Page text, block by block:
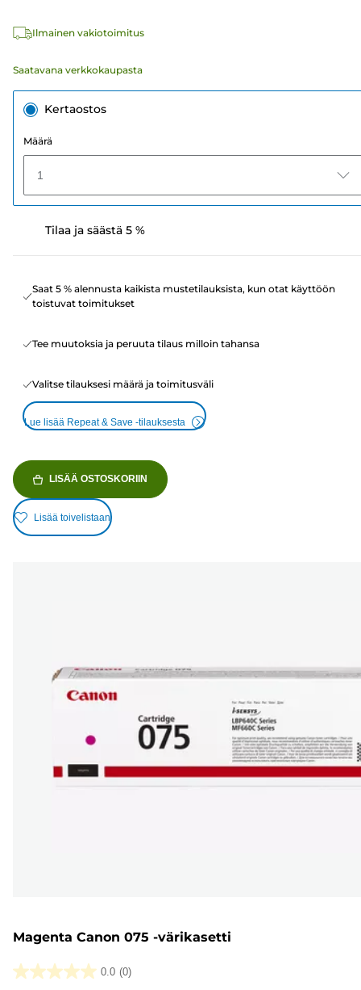
Ilmainen vakiotoimitus
Saatavana verkkokaupasta
Kertaostos
Määrä
1
Tilaa ja säästä 5 %
Saat 5 % alennusta kaikista mustetilauksista, kun otat käyttöön
toistuvat toimitukset
Tee muutoksia ja peruuta tilaus milloin tahansa
Valitse tilauksesi määrä ja toimitusväli
Lue lisää Repeat & Save -tilauksesta
LISÄÄ OSTOSKORIIN
Lisää toivelistaan
Magenta Canon 075 -värikasetti
0.0 (0)
0.0/5